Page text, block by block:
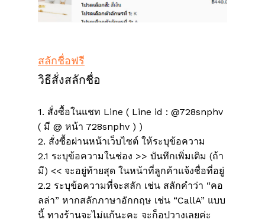
สลักชื่อฟรี
วิธีสั่งสลักชื่อ
1. สั่งซื้อในแชท Line ( Line id : @728snphv
( มี @ หน้า 728snphv ) )
2. สั่งซื้อผ่านหน้าเว็บไซต์ ให้ระบุข้อความ
2.1 ระบุข้อความในช่อง >> บันทึกเพิ่มเติม (ถ้า
มี) << จะอยู่ท้ายสุด ในหน้าที่ลูกค้าแจ้งชื่อที่อยู่
2.2 ระบุข้อความที่จะสลัก เช่น สลักคำว่า “คอ
ลล่า” หากสลักภาษาอักกฤษ เช่น “CallA” แบบ
นี้ ทางร้านจะไม่แก้นะคะ จะก็อปวางเลยค่ะ